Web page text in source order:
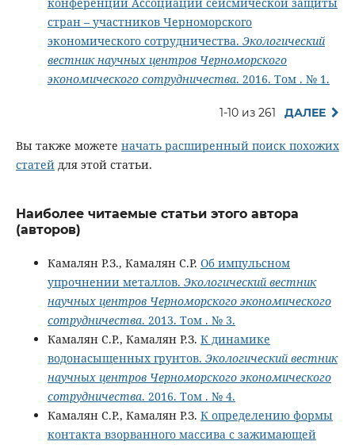
стран – участников Черноморского
экономического сотрудничества. Экологический
вестник научных центров Черноморского
экономического сотрудничества. 2016. Том . № 1.
1-10 из 261 ДАЛЕЕ
Вы также можете начать расширенный поиск похожих
статейдля этой статьи.
Наиболее читаемые статьи этого автора
(авторов)
Камалян Р.З., Камалян С.Р. Об импульсном
упрочнении металлов. Экологический вестник
научных центров Черноморского экономического
сотрудничества. 2013. Том . № 3.
Камалян С.Р., Камалян Р.З. К динамике
водонасыщенных грунтов. Экологический вестник
научных центров Черноморского экономического
сотрудничества. 2016. Том . № 4.
Камалян С.Р., Камалян Р.З. К определению формы
контакта взорванного массива с зажимающей